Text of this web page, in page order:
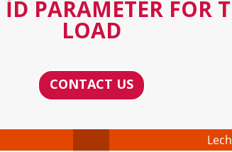
PARAMETER FOR
LOAD
CONTACT US